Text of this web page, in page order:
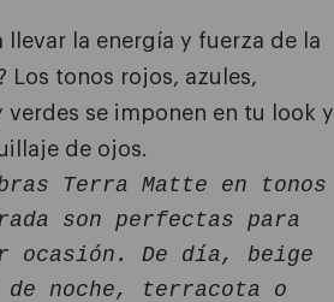
llevar la energía y fuerza de la
Los tonos rojos, azules,
verdes se imponen en tu look y
de ojos.
Terra Matte en tonos
son perfectas para
ocasión. De día, beige
de noche, terracota o